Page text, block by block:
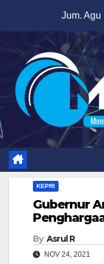
content
Jum. Agu
KEPRI
Gubernur
By Asrul R
NOV 24, 2021